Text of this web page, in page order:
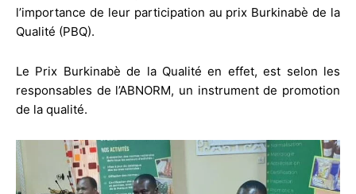
l’importance de leur participation au prix Burkinabè de la
Qualité (PBQ).
Le Prix Burkinabè de la Qualité en effet, est selon les
responsables de l’ABNORM, un instrument de promotion
de la qualité.